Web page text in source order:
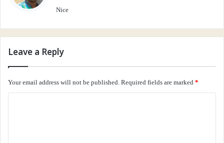
காட்டில் உள்ள மூடர்களே!
காலையில் உணவிட வேண்டும்.
தொல்லை நீளும் உமக்கு
Nice
Leave a Reply
Your email address will not be published. Required fields are marked *